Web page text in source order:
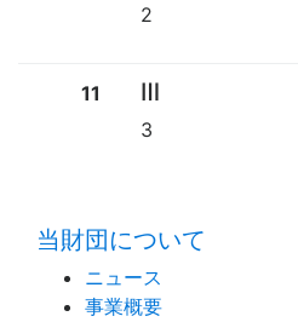
2
11 Ⅲ
3
当財団について
ニュース
事業概要